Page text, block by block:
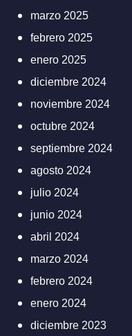
marzo 2025
febrero 2025
enero 2025
diciembre 2024
noviembre 2024
octubre 2024
septiembre 2024
agosto 2024
julio 2024
junio 2024
abril 2024
marzo 2024
febrero 2024
enero 2024
diciembre 2023